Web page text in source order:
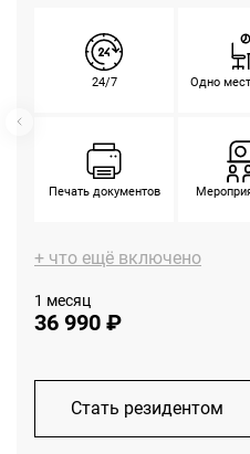
24/7 Одно
Печать документов
+ что ещё включено
1 месяц
36 990 ₽
Стать резидентом